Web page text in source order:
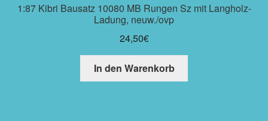
1:87 Kibri Bausatz 10080 MB Rungen Sz mit Langholz-
Ladung, neuw./ovp
24,50€
In den Warenkorb